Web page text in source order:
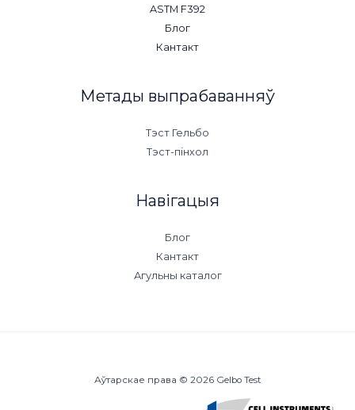
ASTM F392
Блог
Кантакт
Метады выпрабаванняў
Тэст Гельбо
Тэст-пінхол
Навігацыя
Блог
Кантакт
Агульны каталог
Аўтарскае права © 2026 Gelbo Test